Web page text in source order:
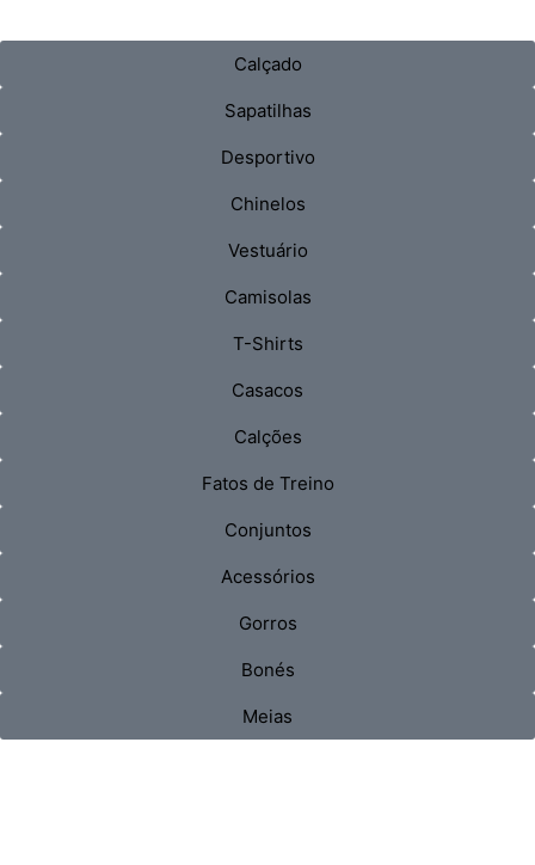
Calçado
Sapatilhas
Desportivo
Chinelos
Vestuário
Camisolas
T-Shirts
Casacos
Calções
Fatos de Treino
Conjuntos
Acessórios
Gorros
Bonés
Meias